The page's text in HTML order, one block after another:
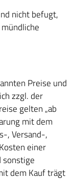
nicht befugt,
Preise und
zzgl. der
gelten „ab
mit dem
, Versand-,
einer
sonstige
dem Kauf trägt